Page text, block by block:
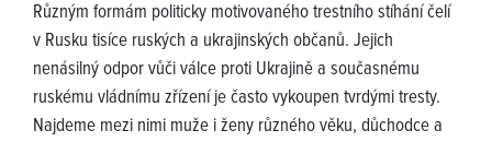
Různým formám politicky motivovaného trestního stíhání čelí
v Rusku tisíce ruských a ukrajinských občanů. Jejich
nenásilný odpor vůči válce proti Ukrajině a současnému
ruskému vládnímu zřízení je často vykoupen tvrdými tresty.
Najdeme mezi nimi muže i ženy různého věku, důchodce a